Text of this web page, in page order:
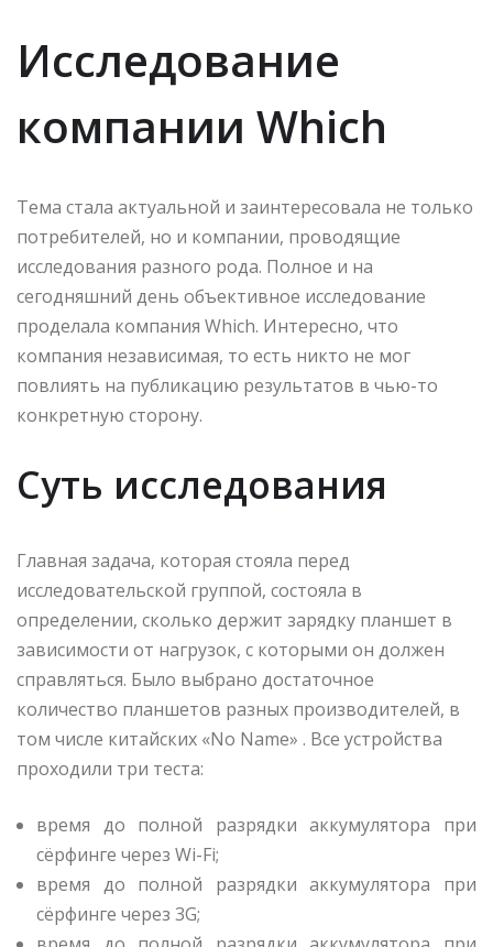
Исследование
компании Which
Тема стала актуальной и заинтересовала не только
потребителей, но и компании, проводящие
исследования разного рода. Полное и на
сегодняшний день объективное исследование
проделала компания Which. Интересно, что
компания независимая, то есть никто не мог
повлиять на публикацию результатов в чью-то
конкретную сторону.
Суть исследования
Главная задача, которая стояла перед
исследовательской группой, состояла в
определении, сколько держит зарядку планшет в
зависимости от нагрузок, с которыми он должен
справляться. Было выбрано достаточное
количество планшетов разных производителей, в
том числе китайских «No Name» . Все устройства
проходили три теста:
время до полной разрядки аккумулятора при
сёрфинге через Wi-Fi;
время до полной разрядки аккумулятора при
сёрфинге через 3G;